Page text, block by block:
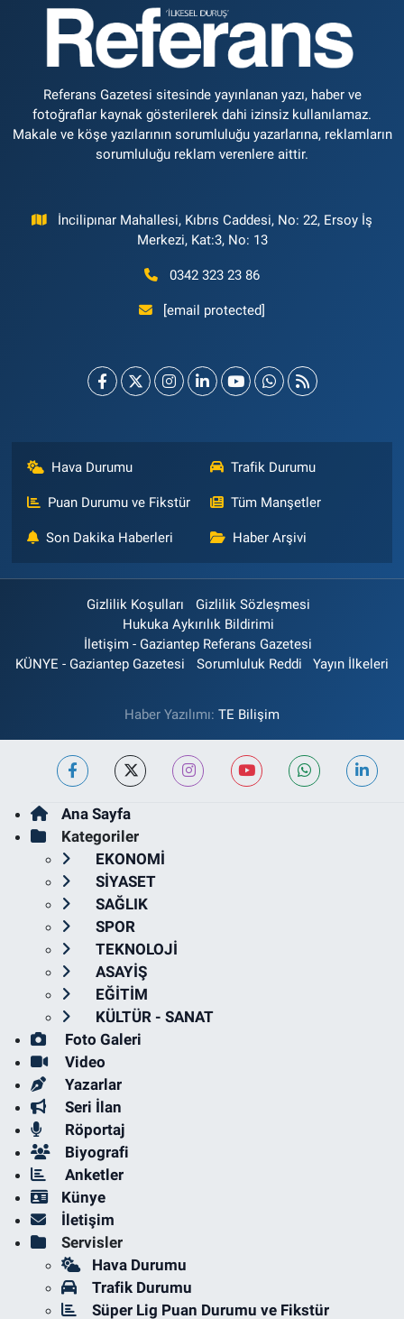
Referans Gazetesi sitesinde yayınlanan yazı, haber ve
fotoğraflar kaynak gösterilerek dahi izinsiz kullanılamaz.
Makale ve köşe yazılarının sorumluluğu yazarlarına, reklamların
sorumluluğu reklam verenlere aittir.
İncilipınar Mahallesi, Kıbrıs Caddesi, No: 22, Ersoy İş
Merkezi, Kat:3, No: 13
0342 323 23 86
[email protected]
Hava Durumu Trafik Durumu
Puan Durumu ve Fikstür Tüm Manşetler
Son Dakika Haberleri Haber Arşivi
Gizlilik Koşulları
Gizlilik Sözleşmesi
Hukuka Aykırılık Bildirimi
İletişim - Gaziantep Referans Gazetesi
KÜNYE - Gaziantep Gazetesi
Sorumluluk Reddi Yayın İlkeleri
Haber Yazılımı: TE Bilişim
Ana Sayfa
Kategoriler
EKONOMİ
SİYASET
SAĞLIK
SPOR
TEKNOLOJİ
ASAYİŞ
EĞİTİM
KÜLTÜR - SANAT
Foto Galeri
Video
Yazarlar
Seri İlan
Röportaj
Biyografi
Anketler
Künye
İletişim
Servisler
Hava Durumu
Trafik Durumu
Süper Lig Puan Durumu ve Fikstür